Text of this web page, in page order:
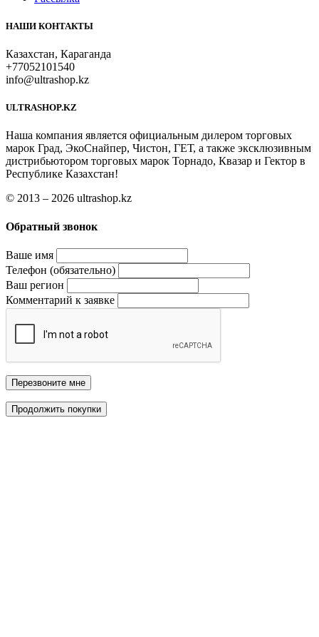
НАШИ КОНТАКТЫ
Казахстан, Караганда
+77052101540
info@ultrashop.kz
ULTRASHOP.KZ
Наша компания является официальным дилером торговых
марок Град, ЭкоСнайпер, Чистон, ГЕТ, а также эксклюзивным
дистрибьютором торговых марок Торнадо, Квазар и Гектор в
Республике Казахстан!
© 2013 – 2026 ultrashop.kz
Обратный звонок
Ваше имя
Телефон (обязательно)
Ваш регион
Комментарий к заявке
Перезвоните мне
Продолжить покупки